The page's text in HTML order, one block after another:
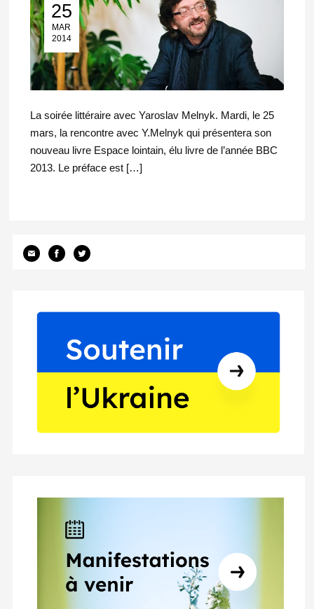
25
MAR
2014
25 Mar 2014
La soirée littéraire avec Yaroslav Melnyk. Mardi, le 25
mars, la rencontre avec Y.Melnyk qui présentera son
nouveau livre Espace lointain, élu livre de l’année BBC
2013. Le préface est […]